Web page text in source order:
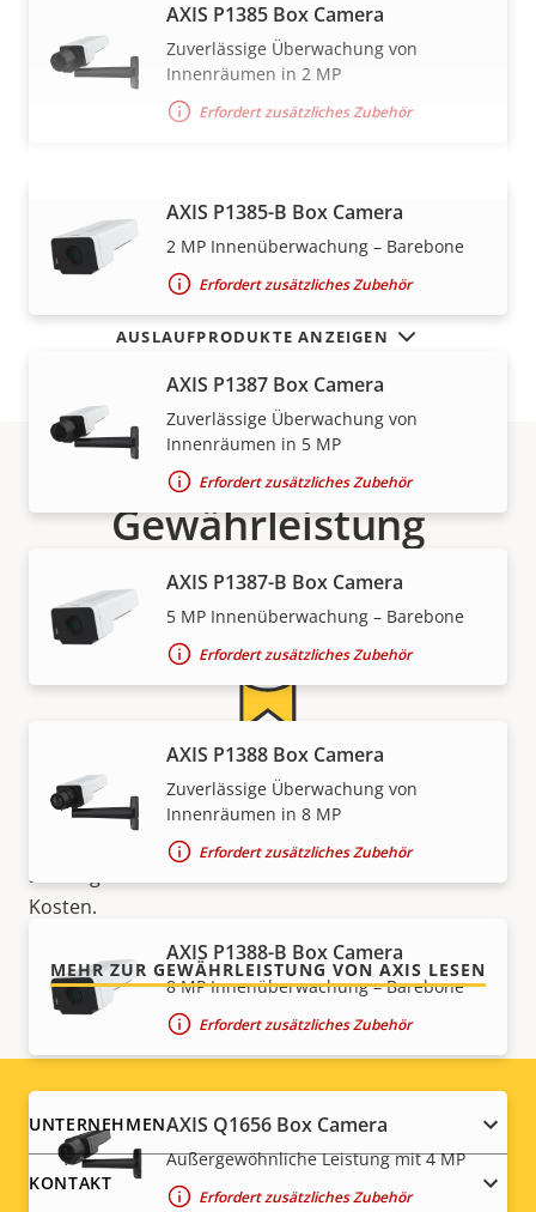
MEHR ANZEIGEN
AXIS P1385 Box Camera
Zuverlässige Überwachung von
Innenräumen in 2 MP
Erfordert zusätzliches Zubehör
AXIS P1385-B Box Camera
2 MP Innenüberwachung – Barebone
Erfordert zusätzliches Zubehör
AXIS P1387 Box Camera
Zuverlässige Überwachung von
Innenräumen in 5 MP
Erfordert zusätzliches Zubehör
AXIS P1387-B Box Camera
5 MP Innenüberwachung – Barebone
Erfordert zusätzliches Zubehör
AXIS P1388 Box Camera
Zuverlässige Überwachung von
Innenräumen in 8 MP
Erfordert zusätzliches Zubehör
AXIS P1388-B Box Camera
8 MP Innenüberwachung – Barebone
Erfordert zusätzliches Zubehör
AXIS Q1656 Box Camera
Außergewöhnliche Leistung mit 4 MP
Erfordert zusätzliches Zubehör
AUSLAUFPRODUKTE ANZEIGEN
Gewährleistung
Für ein sicheres Gefühl
Unsere 3-jährige Gewährleistung bietet
störungsfreien Betrieb und Kontrolle über Ihre
Kosten.
MEHR ZUR GEWÄHRLEISTUNG VON AXIS LESEN
Footer
menu
UNTERNEHMEN
KONTAKT